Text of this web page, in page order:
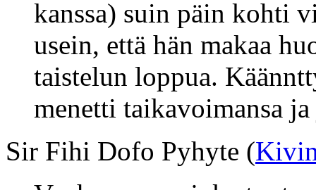
kanssa) suin päin kohti
usein, että hän makaa
taistelun loppua.
menetti taikavoimansa
Sir Fihi Dofo Pyhyte (